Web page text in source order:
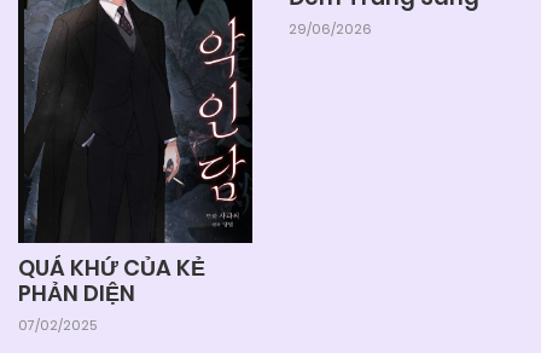
Chapter 28 04/06/2025
Chapter 27 04/06/2025
Chapter 26 04/06/2025
Chapter 25
QUÁ KHỨ CỦA KẺ
PHẢN DIỆN
07/02/2025
29/06/2026